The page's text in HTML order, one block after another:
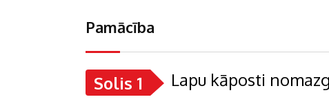
Pamācība
Solis 1 Lapu kāposti